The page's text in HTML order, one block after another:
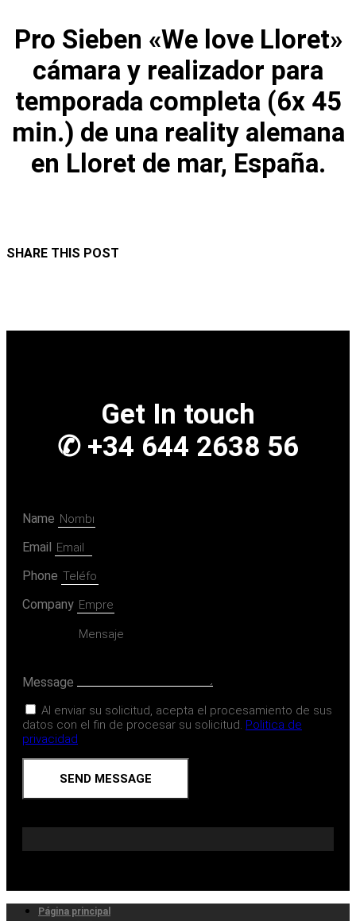
Pro Sieben «We love Lloret»
cámara y realizador para
temporada completa (6x 45
min.) de una reality alemana
en Lloret de mar, España.
SHARE THIS POST
Get In touch
✆ +34 644 2638 56
Name
Email
Phone
Company
Message
Al enviar su solicitud, acepta el procesamiento de sus
datos con el fin de procesar su solicitud. Politica de
privacidad
SEND MESSAGE
Página principal